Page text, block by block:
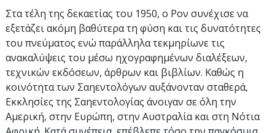
Στα τέλη της δεκαετίας του 1950, ο Ρον συνέχισε να
εξετάζει ακόμη βαθύτερα τη φύση και τις δυνατότητες
του πνεύματος ενώ παράλληλα τεκμηρίωνε τις
ανακαλύψεις του μέσω ηχογραφημένων διαλέξεων,
τεχνικών εκδόσεων, άρθρων και βιβλίων. Καθώς η
κοινότητα των Σαηεντολόγων αυξάνονταν σταθερά,
Εκκλησίες της Σαηεντολογίας άνοιγαν σε όλη την
Αμερική, στην Ευρώπη, στην Αυστραλία και στη Νότια